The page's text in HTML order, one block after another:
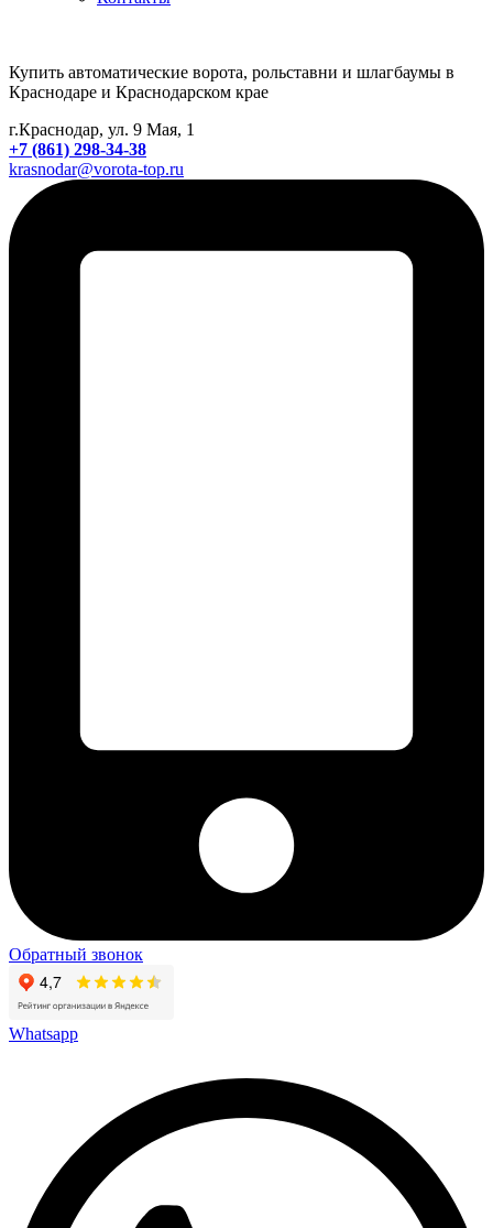
Купить автоматические ворота, рольставни и шлагбаумы в
Краснодаре и Краснодарском крае
г.Краснодар, ул. 9 Мая, 1
+7 (861) 298-34-38
krasnodar@vorota-top.ru
Обратный звонок
Whatsapp